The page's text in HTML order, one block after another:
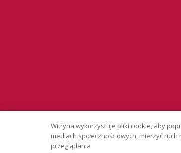
Witryna wykorzystuje pliki cookie, aby
mediach społecznościowych, mierzyć
przeglądania.